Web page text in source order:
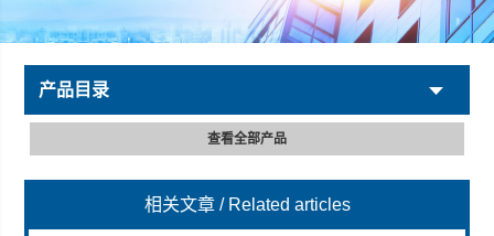
产品目录
查看全部产品
相关文章 / Related articles